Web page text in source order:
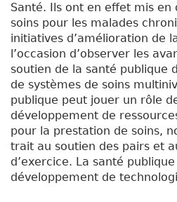
Santé. Ils ont en effet mis
soins pour les malades
initiatives d’amélioration de
l’occasion d’observer les
soutien de la santé publique
de systèmes de soins
publique peut jouer un rôle
développement de
pour la prestation de soins,
trait au soutien des pairs et
d’exercice. La santé
développement de